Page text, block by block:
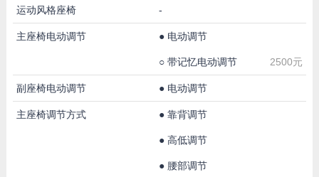
运动风格座椅 -
主座椅电动调节 ● 电动调节
○ 带记忆电动调节 2500元
副座椅电动调节 ● 电动调节
主座椅调节方式 ● 靠背调节
● 高低调节
● 腰部调节